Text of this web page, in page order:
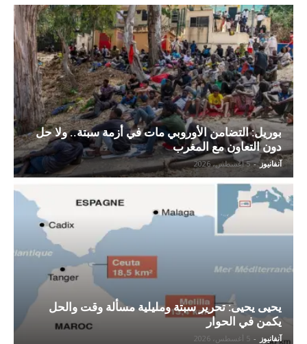
بوريل: التضامن الأوروبي مات في أزمة سبتة.. ولا حل
دون التعاون مع المغرب
آنفانيوز - 5 أغسطس، 2026
يحيى يحيى: تحرير سبتة ومليلية مسألة وقت والحل
يكمن في الحوار
آنفانيوز - 5 أغسطس، 2026